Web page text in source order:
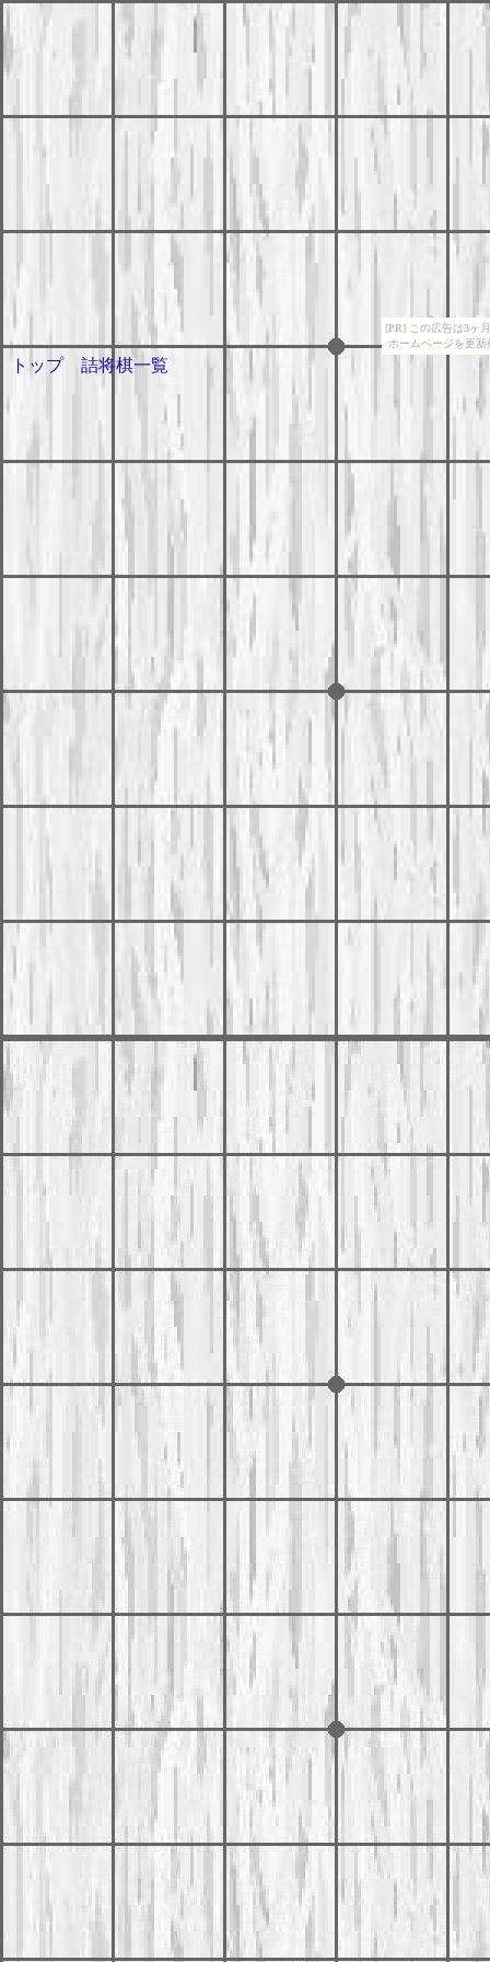
[PR] この広告は3ヶ
ホームページを更
トップ 詰将棋一覧